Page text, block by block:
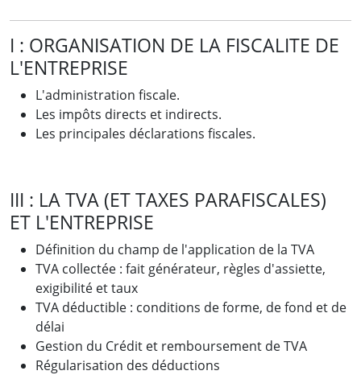
I : ORGANISATION DE LA FISCALITE DE
L'ENTREPRISE
L'administration fiscale.
Les impôts directs et indirects.
Les principales déclarations fiscales.
III : LA TVA (ET TAXES PARAFISCALES)
ET L'ENTREPRISE
Définition du champ de l'application de la TVA
TVA collectée : fait générateur, règles d'assiette,
exigibilité et taux
TVA déductible : conditions de forme, de fond et de
délai
Gestion du Crédit et remboursement de TVA
Régularisation des déductions